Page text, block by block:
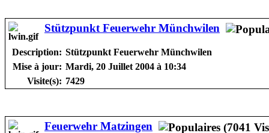
Stützpunkt Feuerwehr Münchwilen
Description: Stützpunkt Feuerwehr Münchwilen
Mise à jour: Mardi, 20 Juillet 2004 à 10:34
Visite(s): 7429
Feuerwehr Matzingen